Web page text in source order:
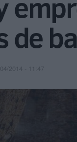
de
04/2014 - 11:47